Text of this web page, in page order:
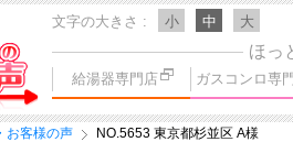
文字の大きさ 小 中 大
ほっ
給湯器専門店 ガスコンロ専
お客様の声 NO.5653 東京都杉並区 A様